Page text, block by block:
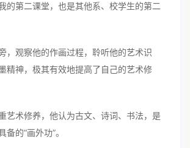
的第二课堂，也是其他系、校学生的第二
观察他的作画过程，聆听他的艺术识
精神，极其有效地提高了自己的艺术修
术修养，他认为古文、诗词、书法，是
的“画外功”。